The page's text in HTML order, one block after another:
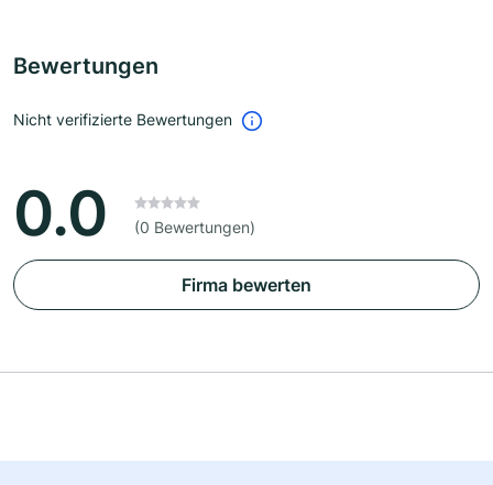
Bewertungen
Nicht verifizierte Bewertungen
0.0 (0 Bewertungen)
Firma bewerten